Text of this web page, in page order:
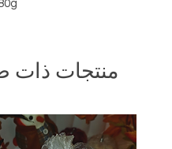
منتجات ذات